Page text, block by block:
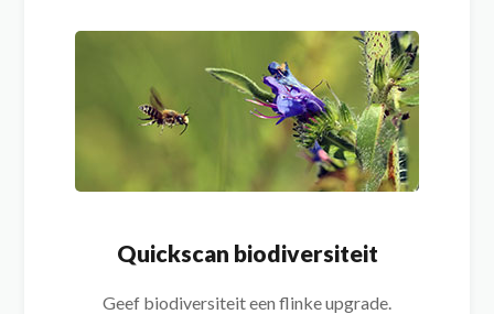
Quickscan biodiversiteit
Geef biodiversiteit een flinke upgrade.